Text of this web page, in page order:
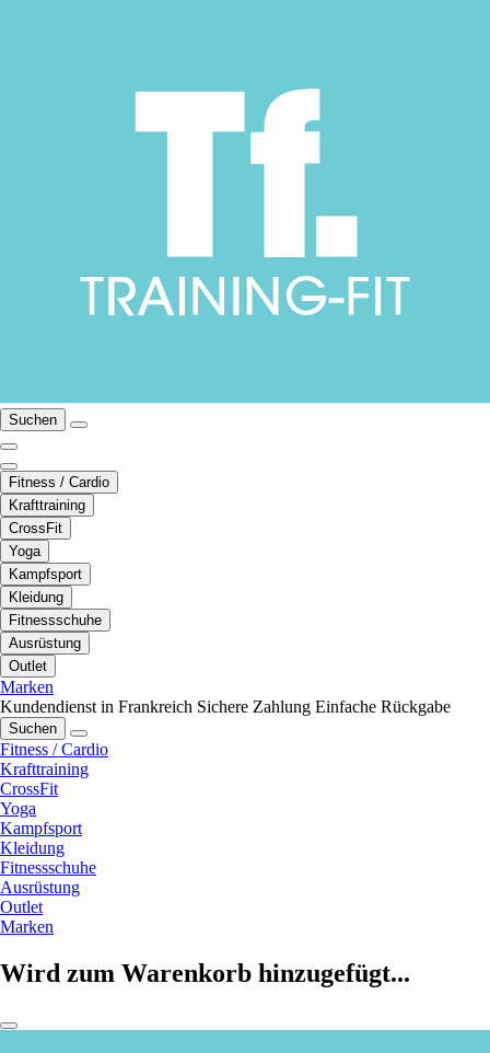
Suchen
Fitness / Cardio
Krafttraining
CrossFit
Yoga
Kampfsport
Kleidung
Fitnessschuhe
Ausrüstung
Outlet
Marken
Kundendienst in Frankreich Sichere Zahlung Einfache Rückgabe
Suchen
Fitness / Cardio
Krafttraining
CrossFit
Yoga
Kampfsport
Kleidung
Fitnessschuhe
Ausrüstung
Outlet
Marken
Wird zum Warenkorb hinzugefügt...